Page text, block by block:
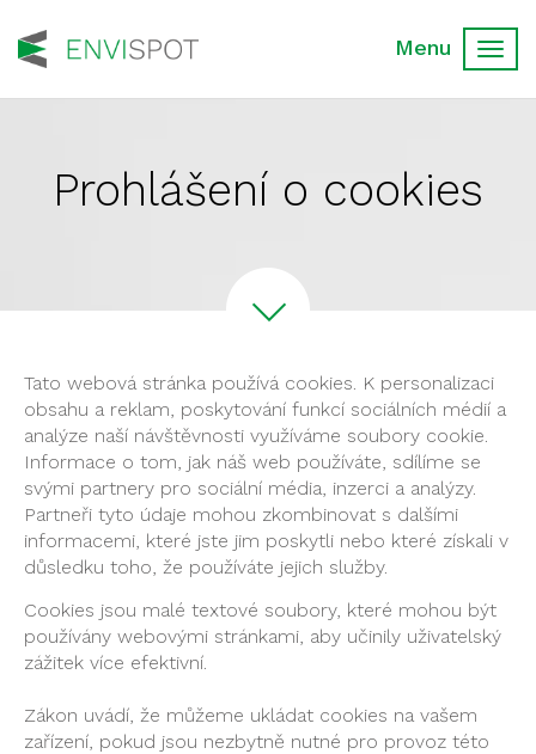
Prohlášení o cookies
Tato webová stránka používá cookies. K personalizaci
obsahu a reklam, poskytování funkcí sociálních médií a
analýze naší návštěvnosti využíváme soubory cookie.
Informace o tom, jak náš web používáte, sdílíme se
svými partnery pro sociální média, inzerci a analýzy.
Partneři tyto údaje mohou zkombinovat s dalšími
informacemi, které jste jim poskytli nebo které získali v
důsledku toho, že používáte jejich služby.
Cookies jsou malé textové soubory, které mohou být
používány webovými stránkami, aby učinily uživatelský
zážitek více efektivní.
Zákon uvádí, že můžeme ukládat cookies na vašem
zařízení, pokud jsou nezbytně nutné pro provoz této